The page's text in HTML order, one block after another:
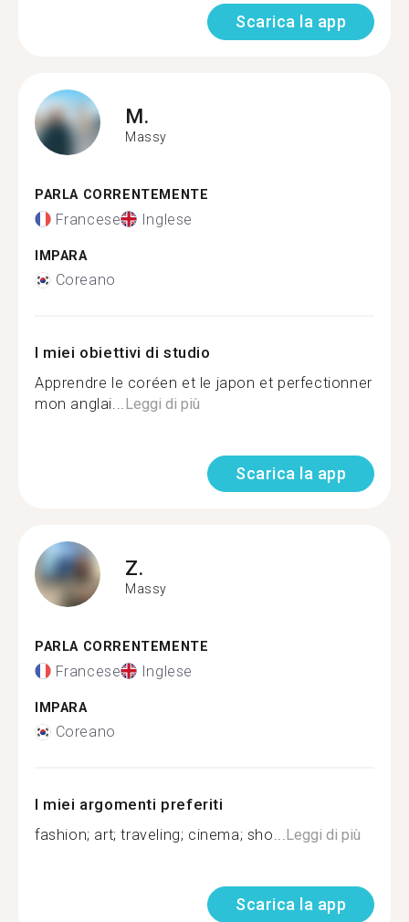
Scarica la app
M.
Massy
PARLA CORRENTEMENTE
Francese Inglese
IMPARA
Coreano
I miei obiettivi di studio
Apprendre le coréen et le japon et perfectionner
mon anglai...Leggi di più
Scarica la app
Z.
Massy
PARLA CORRENTEMENTE
Francese Inglese
IMPARA
Coreano
I miei argomenti preferiti
fashion; art; traveling; cinema; sho...Leggi di più
Scarica la app